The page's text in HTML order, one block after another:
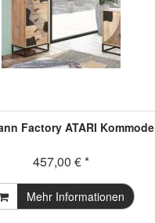
Factory ATARI Kommode
457,00 € *
Mehr Informationen